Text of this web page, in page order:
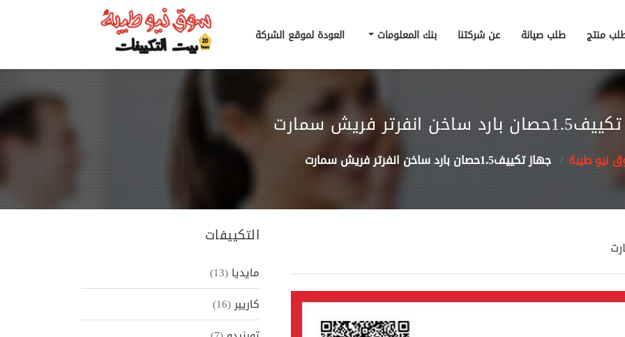
منتج طلب صيانة عن شركتنا بنك المعلومات العودة لموقع الشركة
ساخن انفرتر فريش سمارت
نيو طيبة جهاز تكييف1.5حصان بارد ساخن انفرتر فريش سمارت
التكييفات
مايديا (13)
كاريير(16)